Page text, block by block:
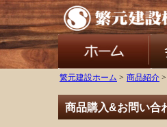
繁元建設ホーム > 商品紹介 >
商品購入&お問い合